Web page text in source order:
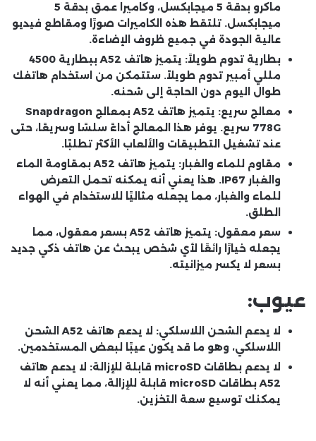
ماكرو بدقة 5 ميجابكسل، وكاميرا عمق بدقة 5
ميجابكسل. تلتقط هذه الكاميرات صورًا ومقاطع فيديو
عالية الجودة في جميع ظروف الإضاءة.
بطارية تدوم طويلاً:
يتميز هاتف A52 ببطارية 4500
مللي أمبير تدوم طويلاً. ستتمكن من استخدام هاتفك
طوال اليوم دون الحاجة إلى شحنه.
معالج سريع:
يتميز هاتف A52 بمعالج Snapdragon
778G سريع. يوفر هذا المعالج أداءً سلسًا وسريعًا، حتى
عند تشغيل التطبيقات والألعاب الأكثر تطلبًا.
مقاوم للماء والغبار:
يتميز هاتف A52 بمقاومة الماء
والغبار IP67. هذا يعني أنه يمكنه تحمل التعرض
للماء والغبار، مما يجعله مثاليًا للاستخدام في الهواء
الطلق.
سعر معقول:
يتميز هاتف A52 بسعر معقول، مما
يجعله خيارًا رائعًا لأي شخص يبحث عن هاتف ذكي جديد
بسعر لا يكسر ميزانيته.
عيوب:
لا يدعم الشحن اللاسلكي:
لا يدعم هاتف A52 الشحن
اللاسلكي، وهو ما قد يكون عيبًا لبعض المستخدمين.
لا يدعم بطاقات microSD قابلة للإزالة:
لا يدعم هاتف
A52 بطاقات microSD قابلة للإزالة، مما يعني أنه لا
يمكنك توسيع سعة التخزين.